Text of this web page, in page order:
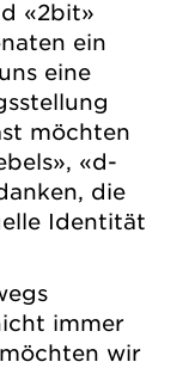
«2bit»
ein
eine
möchten
«d-
die
Identität
immer
wir